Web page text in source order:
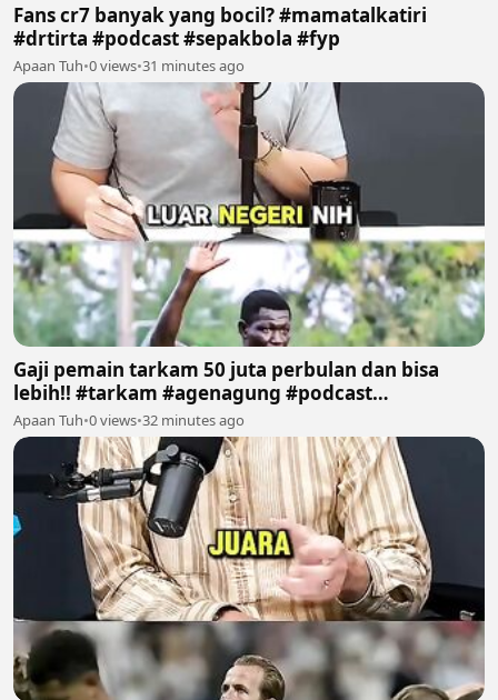
Fans cr7 banyak yang bocil? #mamatalkatiri
#drtirta #podcast #sepakbola #fyp
Apaan Tuh•0 views•31 minutes ago
Gaji pemain tarkam 50 juta perbulan dan bisa
lebih!! #tarkam #agenagung #podcast
#sepakbola #fyp
Apaan Tuh•0 views•32 minutes ago